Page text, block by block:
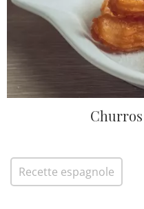
Recette espagnole